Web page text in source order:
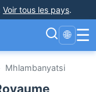
Voir tous les pays.
🌐 ☰
Mhlambanyatsi